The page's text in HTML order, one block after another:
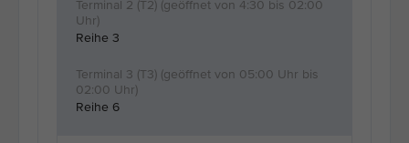
Reihe 3
Reihe 6